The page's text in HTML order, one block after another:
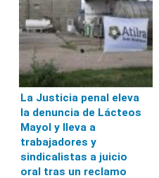
La Justicia penal eleva
la denuncia de Lácteos
Mayol y lleva a
trabajadores y
sindicalistas a juicio
oral tras un reclamo